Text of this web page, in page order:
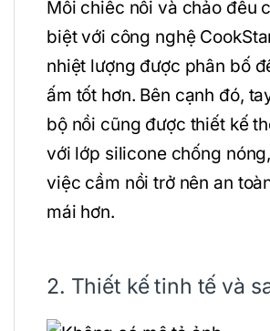
Mỗi chiếc nồi và chảo đều
biệt với công nghệ
nhiệt lượng được phân bố
ấm tốt hơn. Bên cạnh đó,
bộ nồi cũng được thiết kế
với lớp silicone chống
việc cầm nồi trở nên an
mái hơn.
2. Thiết kế tinh tế và